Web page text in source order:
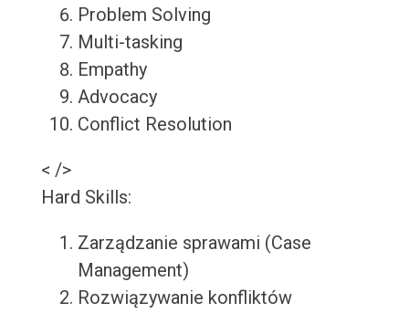
Problem Solving
Multi-tasking
Empathy
Advocacy
Conflict Resolution
< />
Hard Skills:
Zarządzanie sprawami (Case
Management)
Rozwiązywanie konfliktów